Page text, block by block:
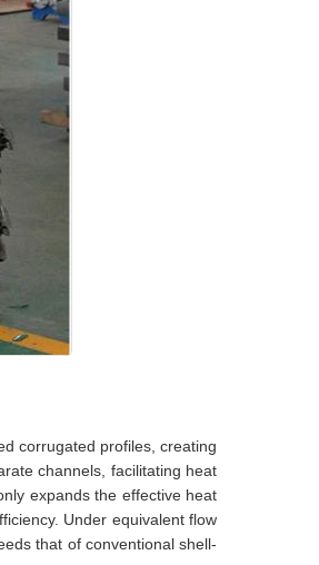
corrugated profiles, creating
channels, facilitating heat
expands the effective heat
Under equivalent flow
that of conventional shell-